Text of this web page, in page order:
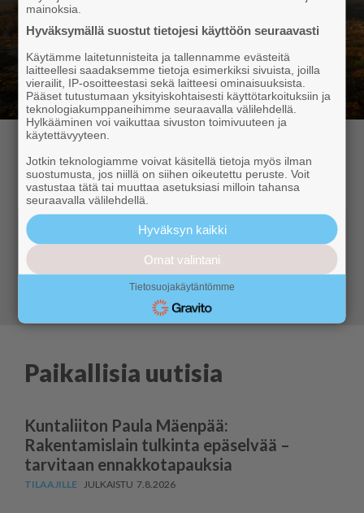
Hyvä lukija,
Kuukkeli tarjoaa sinulle aidosti paikallista uutisointia
ja ajanvietettä – ympärivuotisesti. Tilaa Digi-Kuukkeli
ja tiedät aina, mitä Ylläksellä tapahtuu.
Siirry tilaamaan
Paikallisia uutisia
Kuntaliiton Paula Mäenpää:
Rakentamislain tulkinta epäselvää –
tarvitaan ennakkotapauksia
7.8.2026
mainoksia.
Hyväksymällä suostut tietojesi käyttöön seuraavasti
Käytämme laitetunnisteita ja tallennamme evästeitä
laitteellesi saadaksemme tietoja esimerkiksi sivuista, joilla
vierailit, IP-osoitteestasi sekä laitteesi ominaisuuksista.
Pääset tutustumaan yksityiskohtaisesti käyttötarkoituksiin ja
teknologiakumppaneihimme seuraavalla välilehdellä.
Hylkääminen voi vaikuttaa sivuston toimivuuteen ja
käytettävyyteen.
Jotkin teknologiamme voivat käsitellä tietoja myös ilman
suostumusta, jos niillä on siihen oikeutettu peruste. Voit
vastustaa tätä tai muuttaa asetuksiasi milloin tahansa
seuraavalla välilehdellä.
Hyväksyn kaikki
Omat valintani
Tietosuojakäytäntömme